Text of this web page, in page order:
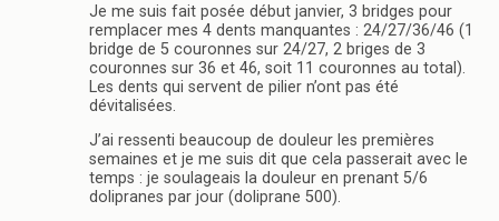
Je me suis fait posée début janvier, 3 bridges pour
remplacer mes 4 dents manquantes : 24/27/36/46 (1
bridge de 5 couronnes sur 24/27, 2 briges de 3
couronnes sur 36 et 46, soit 11 couronnes au total).
Les dents qui servent de pilier n’ont pas été
dévitalisées.
J’ai ressenti beaucoup de douleur les premières
semaines et je me suis dit que cela passerait avec le
temps : je soulageais la douleur en prenant 5/6
dolipranes par jour (doliprane 500).